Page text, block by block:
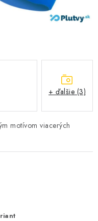
motívom viacerých
+ ďalšie (3)